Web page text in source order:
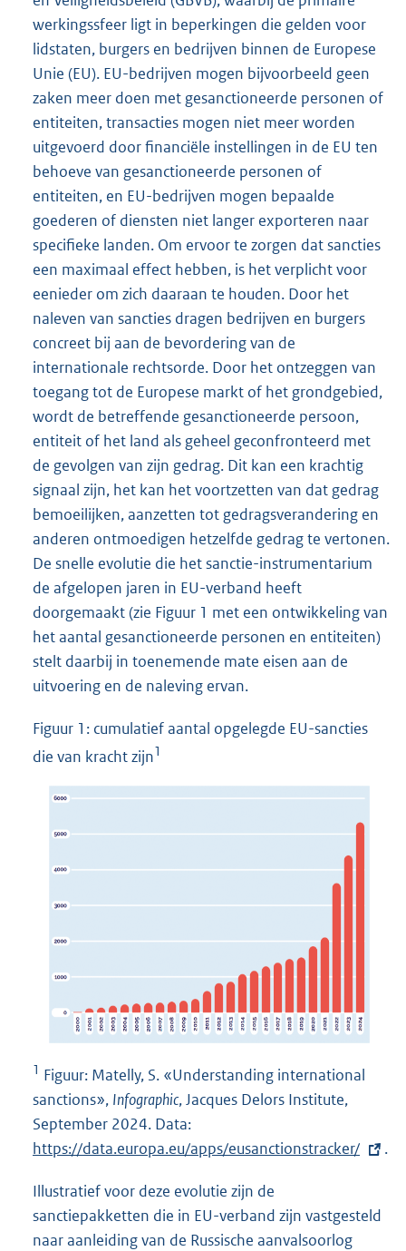
werkingssfeer ligt in beperkingen die gelden voor
lidstaten, burgers en bedrijven binnen de Europese
Unie (EU). EU-bedrijven mogen bijvoorbeeld geen
zaken meer doen met gesanctioneerde personen of
entiteiten, transacties mogen niet meer worden
uitgevoerd door financiële instellingen in de EU ten
behoeve van gesanctioneerde personen of
entiteiten, en EU-bedrijven mogen bepaalde
goederen of diensten niet langer exporteren naar
specifieke landen. Om ervoor te zorgen dat sancties
een maximaal effect hebben, is het verplicht voor
eenieder om zich daaraan te houden. Door het
naleven van sancties dragen bedrijven en burgers
concreet bij aan de bevordering van de
internationale rechtsorde. Door het ontzeggen van
toegang tot de Europese markt of het grondgebied,
wordt de betreffende gesanctioneerde persoon,
entiteit of het land als geheel geconfronteerd met
de gevolgen van zijn gedrag. Dit kan een krachtig
signaal zijn, het kan het voortzetten van dat gedrag
bemoeilijken, aanzetten tot gedragsverandering en
anderen ontmoedigen hetzelfde gedrag te vertonen.
De snelle evolutie die het sanctie-instrumentarium
de afgelopen jaren in EU-verband heeft
doorgemaakt (zie Figuur 1 met een ontwikkeling van
het aantal gesanctioneerde personen en entiteiten)
stelt daarbij in toenemende mate eisen aan de
uitvoering en de naleving ervan.
Figuur 1: cumulatief aantal opgelegde EU-sancties
die van kracht zijn1
1 Figuur: Matelly, S. «Understanding international
sanctions», Infographic, Jacques Delors Institute,
September 2024. Data:
x
e
r
n
https://data.europa.eu/apps/eusanctionstracker/ .
Illustratief voor deze evolutie zijn de
sanctiepakketten die in EU-verband zijn vastgesteld
naar aanleiding van de Russische aanvalsoorlog